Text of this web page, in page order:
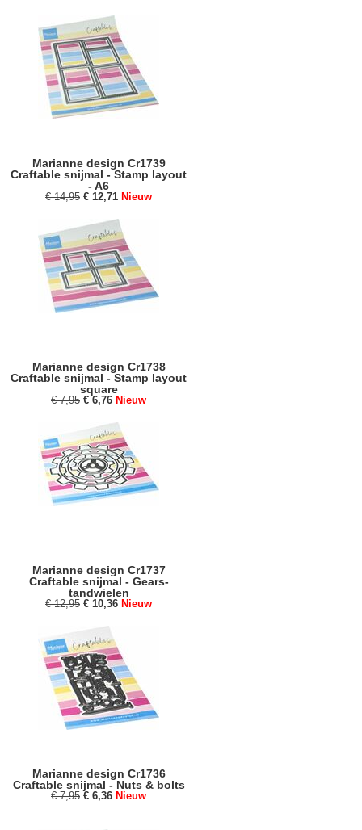
Marianne design Cr1739
Craftable snijmal - Stamp layout
- A6
€ 14,95 € 12,71 Nieuw
Marianne design Cr1738
Craftable snijmal - Stamp layout
square
€ 7,95 € 6,76 Nieuw
Marianne design Cr1737
Craftable snijmal - Gears-
tandwielen
€ 12,95 € 10,36 Nieuw
Marianne design Cr1736
Craftable snijmal - Nuts & bolts
€ 7,95 € 6,36 Nieuw